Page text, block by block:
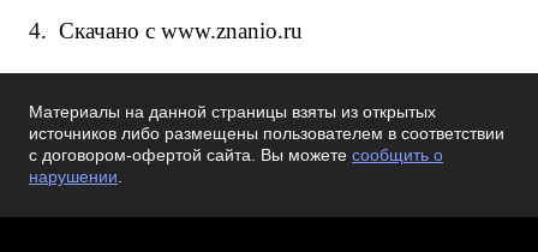
4. Скачано с www.znanio.ru
Материалы на данной страницы взяты из открытых
источников либо размещены пользователем в соответствии
с договором-офертой сайта. Вы можете сообщить о
нарушении.